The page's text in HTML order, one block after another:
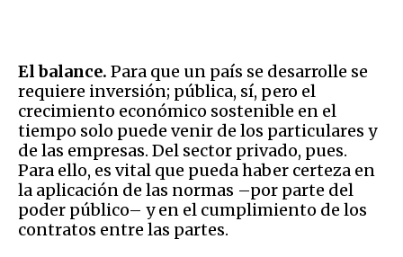
El balance. Para que un país se desarrolle se
requiere inversión; pública, sí, pero el
crecimiento económico sostenible en el
tiempo solo puede venir de los particulares y
de las empresas. Del sector privado, pues.
Para ello, es vital que pueda haber certeza en
la aplicación de las normas –por parte del
poder público– y en el cumplimiento de los
contratos entre las partes.